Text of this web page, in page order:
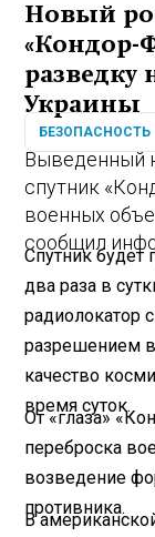
Новый
«Кондор-
разведку
Украины
БЕЗОПАСНОСТЬ
Выведенный
спутник
военных
сообщил
Спутник будет
два раза в
радиолокатор
разрешением в
качество
время суток.
От «глаза»
переброска
возведение
противника.
В